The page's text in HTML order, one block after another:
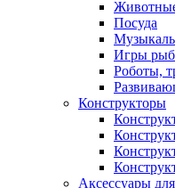
Посуда
Игры
Роботы,
Конструкторы
Аксессуары